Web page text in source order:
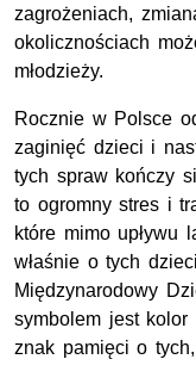
zagrożeniach,
okolicznościach
młodzieży.
Rocznie w Polsce
zaginięć dzieci i
tych spraw kończy
to ogromny stres i
które mimo upływu
właśnie o tych
Międzynarodowy
symbolem jest
znak pamięci o